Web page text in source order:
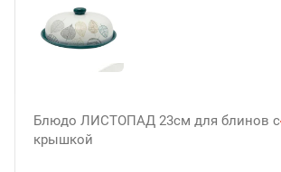
Блюдо ЛИСТОПАД 23см для блинов с
крышкой